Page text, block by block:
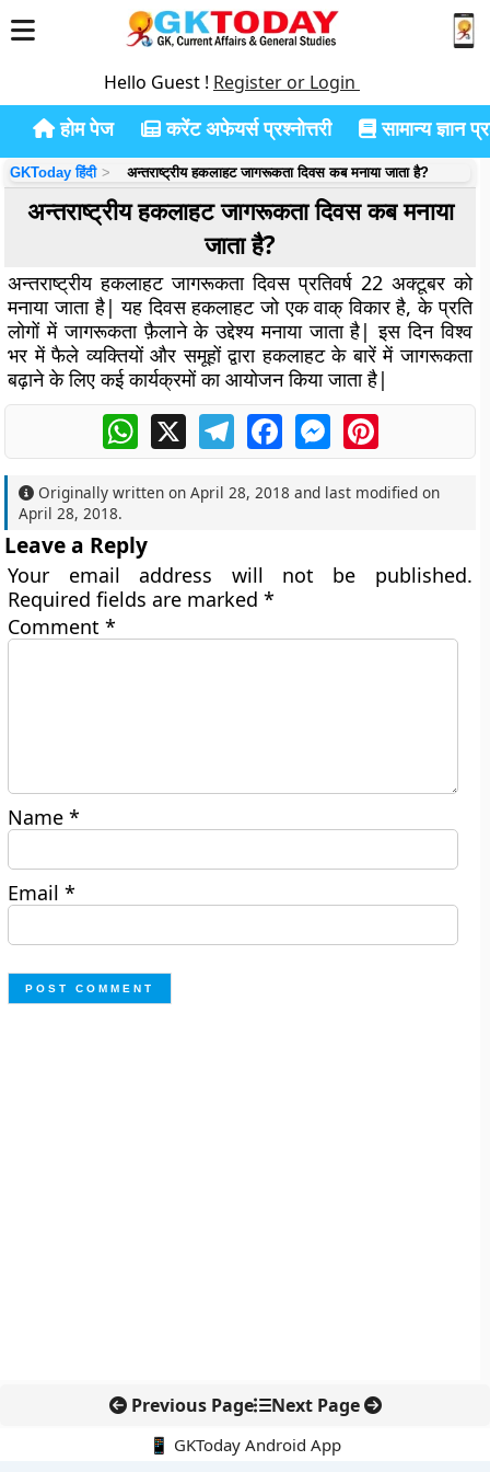
Hello Guest ! Register or Login
होम पेज करेंट अफेयर्स प्रश्नोत्तरी सामान्य ज्ञान
GKToday हिंदी अन्तराष्ट्रीय हकलाहट जागरूकता दिवस कब मनाया जाता है?
अन्तराष्ट्रीय हकलाहट जागरूकता दिवस कब मनाया
जाता है?
अन्तराष्ट्रीय हकलाहट जागरूकता दिवस प्रतिवर्ष 22 अक्टूबर को
मनाया जाता है| यह दिवस हकलाहट जो एक वाक् विकार है, के प्रति
लोगों में जागरूकता फ़ैलाने के उद्देश्य मनाया जाता है| इस दिन विश्व
भर में फैले व्यक्तियों और समूहों द्वारा हकलाहट के बारें में जागरूकता
बढ़ाने के लिए कई कार्यक्रमों का आयोजन किया जाता है|
WhatsApp
X TelegramFacebookMessengerPinterest
Originally written onApril 28, 2018 and last modified on
April 28, 2018.
Leave a Reply
Your email address will not be published.
Required fields are marked*
Comment*
Name*
Email*
Previous Page Next Page
📱 GKToday Android App